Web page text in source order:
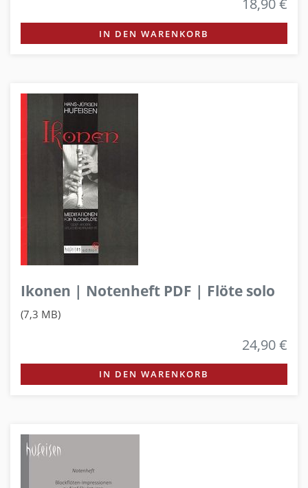
18,90 €
IN DEN WARENKORB
Ikonen | Notenheft PDF | Flöte solo
(7,3 MB)
24,90 €
IN DEN WARENKORB